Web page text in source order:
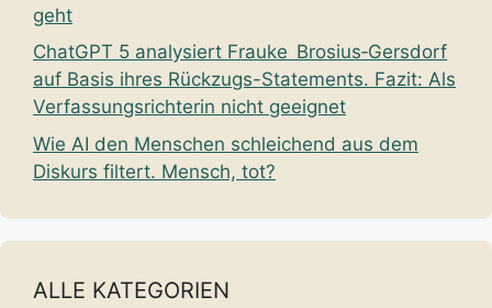
geht
ChatGPT 5 analysiert Frauke Brosius‑Gersdorf
auf Basis ihres Rückzugs-Statements. Fazit: Als
Verfassungsrichterin nicht geeignet
Wie AI den Menschen schleichend aus dem
Diskurs filtert. Mensch, tot?
ALLE KATEGORIEN